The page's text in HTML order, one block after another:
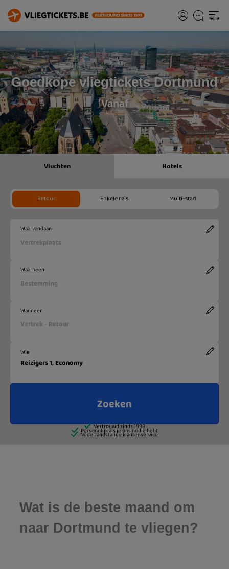
Goedkope vliegtickets Dortmund
Vanaf
Wat is de beste maand om
naar Dortmund te vliegen?